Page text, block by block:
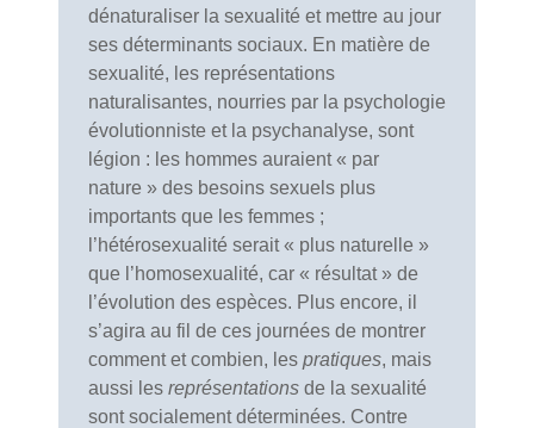
dénaturaliser la sexualité et mettre au jour
ses déterminants sociaux. En matière de
sexualité, les représentations
naturalisantes, nourries par la psychologie
évolutionniste et la psychanalyse, sont
légion : les hommes auraient « par
nature » des besoins sexuels plus
importants que les femmes ;
l’hétérosexualité serait « plus naturelle »
que l’homosexualité, car « résultat » de
l’évolution des espèces. Plus encore, il
s’agira au fil de ces journées de montrer
comment et combien, les pratiques, mais
aussi les représentations de la sexualité
sont socialement déterminées. Contre